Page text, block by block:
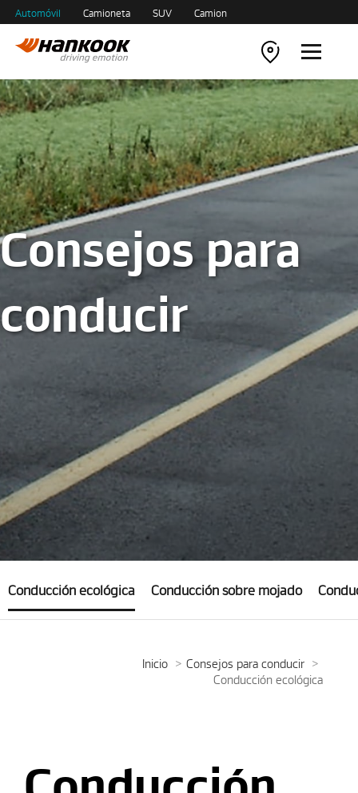
Automóvil Camioneta SUV Camion
Consejos para
conducir
Conducción ecológica Conducción sobre mojado
Inicio
Consejos para conducir
Conducción ecológica